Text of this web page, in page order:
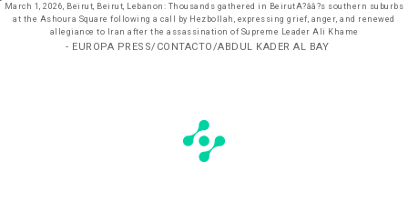
March 1, 2026, Beirut, Beirut, Lebanon: Thousands gathered in BeirutA?ââ?s southern suburbs
at the Ashoura Square following a call by Hezbollah, expressing grief, anger, and renewed
allegiance to Iran after the assassination of Supreme Leader Ali Khame
- EUROPA PRESS/CONTACTO/ABDUL KADER AL BAY